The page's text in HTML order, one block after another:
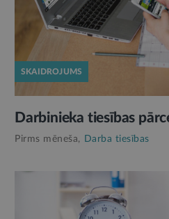
SKAIDROJUMS
Darbinieka tiesības
Pirms mēneša, Darba tiesības